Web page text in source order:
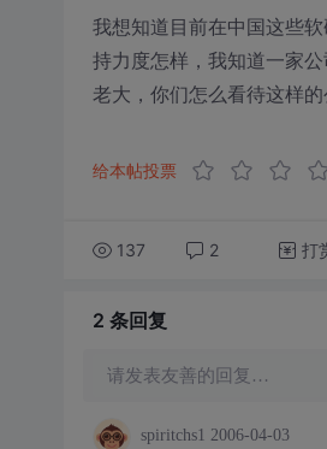
我想知道目前在中国这些
持力度怎样，我知道一家
老大，你们怎么看待这样的
给本帖投票
137 2 打
2 条回复
请发表友善的回复…
spiritchs1 2006-04-03